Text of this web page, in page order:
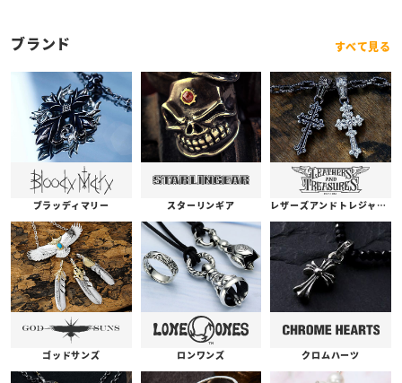
ブランド すべて見る
ブラッディマリー スターリンギア レザーズアンドトレジャーズ
ゴッドサンズ ロンワンズ クロムハーツ